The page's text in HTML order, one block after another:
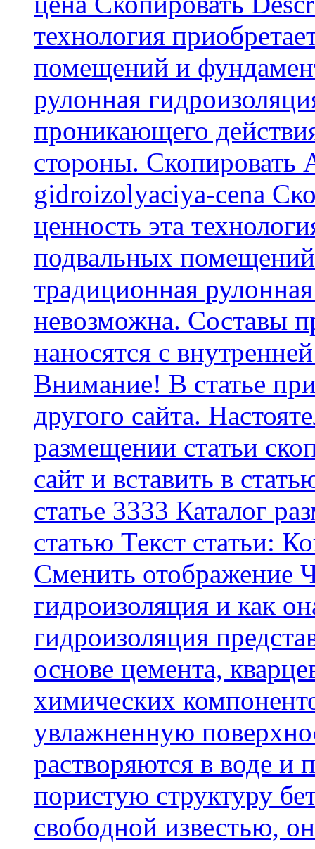
технология
помещений и
рулонная
проникающего
стороны. Скопировать
gidroizolyaciya-cena
ценность эта
подвальных
традиционная
невозможна. Составы
наносятся с
Внимание! В статье
другого сайта.
размещении статьи
сайт и вставить в
статье 3333 Каталог
статью Текст статьи:
Cменить отображение
гидроизоляция и как
гидроизоляция
основе цемента,
химических
увлажненную
растворяются в воде и
пористую структуру
свободной известью,